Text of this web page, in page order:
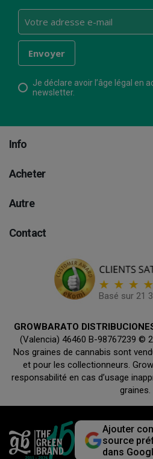
Je déclare avoir l’âge légal en
newsletter.
Info
Acheter
Autre
Contact
Basé sur 21
GROWBARATO
(Valencia) 46460 B-98767239 ©
Nos graines de cannabis sont
et pour les collectionneurs.
responsabilité en cas d’usage
graines.
Ajouter
source
dans